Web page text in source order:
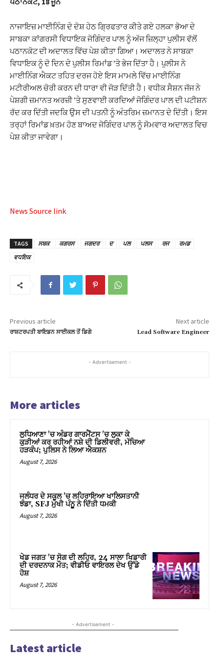
Panel
panel
panel
panel
panel
panel
panel
panel
panel
panel
panel
panel
panel
panel
ਨਾਜਾਇਜ਼ ਮਾਈਨਿੰਗ ਦੇ ਦੋਸ਼ ਹੇਠ ਗ੍ਰਿਫਤਾਰ ਕੀਤੇ ਗਏ ਹਲਕਾ ਭੋਆ ਦੇ
ਸਾਬਕਾ ਕਾਂਗਰਸੀ ਵਿਧਾਇਕ ਜੋਗਿੰਦਰ ਪਾਲ ਨੂੰ ਅੱਜ ਜ਼ਿਲ੍ਹਾ ਪੁਲੀਸ ਵੱਲੋਂ
ਪਠਾਨਕੋਟ ਦੀ ਅਦਾਲਤ ਵਿੱਚ ਪੇਸ਼ ਕੀਤਾ ਗਿਆ। ਅਦਾਲਤ ਨੇ ਸਾਬਕਾ
ਵਿਧਾਇਕ ਨੂੰ ਦੋ ਦਿਨ ਦੇ ਪੁਲੀਸ ਰਿਮਾਂਡ ’ਤੇ ਭੇਜ ਦਿੱਤਾ ਹੈ। ਪੁਲੀਸ ਨੇ
ਮਾਈਨਿੰਗ ਐਕਟ ਤਹਿਤ ਦਰਜ ਹੋਏ ਇਸ ਮਾਮਲੇ ਵਿੱਚ ਮਾਈਨਿੰਗ
ਮਟੀਰੀਅਲ ਚੋਰੀ ਕਰਨ ਦੀ ਧਾਰਾ ਵੀ ਜੋੜ ਦਿੱਤੀ ਹੈ। ਵਧੀਕ ਸੈਸ਼ਨ ਜੱਜ ਨੇ
ਪੇਸ਼ਗੀ ਜ਼ਮਾਨਤ ਅਰਜ਼ੀ ’ਤੇ ਸੁਣਵਾਈ ਕਰਦਿਆਂ ਜੋਗਿੰਦਰ ਪਾਲ ਦੀ ਪਟੀਸ਼ਨ
ਰੱਦ ਕਰ ਦਿੱਤੀ ਜਦਕਿ ਉਸ ਦੀ ਪਤਨੀ ਨੂੰ ਅੰਤਰਿਮ ਜ਼ਮਾਨਤ ਦੇ ਦਿੱਤੀ। ਇਸ
ਤਰ੍ਹਾਂ ਰਿਮਾਂਡ ਖ਼ਤਮ ਹੋਣ ਬਾਅਦ ਜੋਗਿੰਦਰ ਪਾਲ ਨੂੰ ਸੋਮਵਾਰ ਅਦਾਲਤ ਵਿਚ
ਪੇਸ਼ ਕੀਤਾ ਜਾਵੇਗਾ।
News Source link
TAGS ਸਬਕ ਕਗਰਸ ਜਗਦਰ ਦ ਪਲ ਪਲਸ ਰਜ
ਰਮਡ
ਵਧਇਕ
Previous article
ਰਾਸ਼ਟਰਪਤੀ ਬਾਇਡਨ ਸਾਈਕਲ ਤੋਂ ਡਿਗੇ
Next article
Lead Software Engineer
- Advertisement -
More articles
ਲੁਧਿਆਣਾ 'ਚ ਅੰਡਰ ਗਾਰਮੈਂਟਸ 'ਚ ਲੁਕਾ ਕੇ
ਕੁੜੀਆਂ ਕਰ ਰਹੀਆਂ ਨਸ਼ੇ ਦੀ ਡਿਲੀਵਰੀ, ਮੱਚਿਆ
ਹੜਕੰਪ; ਪੁਲਿਸ ਨੇ ਲਿਆ ਐਕਸ਼ਨ
August 7, 2026
ਜਲੰਧਰ ਦੇ ਸਕੂਲ 'ਚ ਲਹਿਰਾਇਆ ਖਾਲਿਸਤਾਨੀ
ਝੰਡਾ, SFJ ਮੁਖੀ ਪੰਨੂੂ ਨੇ ਦਿੱਤੀ ਧਮਕੀ
August 7, 2026
ਖੇਡ ਜਗਤ 'ਚ ਸੋਗ ਦੀ ਲਹਿਰ, 24 ਸਾਲਾ ਖਿਡਾਰੀ
ਦੀ ਦਰਦਨਾਕ ਮੌਤ; ਵੀਡੀਓ ਵਾਇਰਲ ਦੇਖ ਉੱਡੇ
ਹੋਸ਼
August 7, 2026
- Advertisement -
Latest article